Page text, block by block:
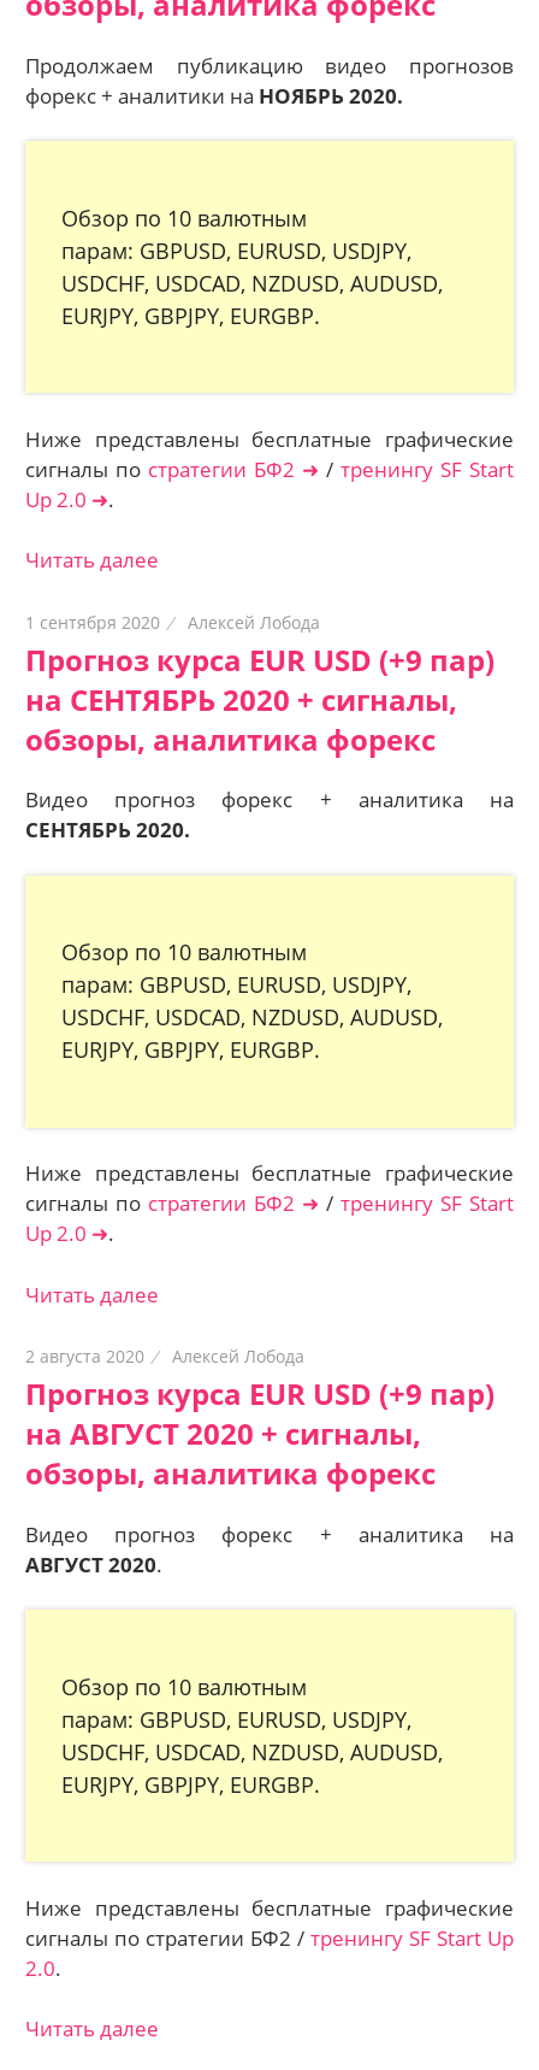
Продолжаем публикацию видео прогнозов
форекс + аналитики на НОЯБРЬ 2020.
Обзор по 10 валютным
парам: GBPUSD, EURUSD, USDJPY,
USDCHF, USDCAD, NZDUSD, AUDUSD,
EURJPY, GBPJPY, EURGBP.
Ниже представлены бесплатные графические
сигналы по стратегии БФ2 ➜ / тренингу SF Start
Up 2.0 ➜.
Читать далее
1 сентября 2020 Алексей Лобода
Прогноз курса EUR USD (+9 пар)
на СЕНТЯБРЬ 2020 + сигналы,
обзоры, аналитика форекс
Видео прогноз форекс + аналитика на
СЕНТЯБРЬ 2020.
Обзор по 10 валютным
парам: GBPUSD, EURUSD, USDJPY,
USDCHF, USDCAD, NZDUSD, AUDUSD,
EURJPY, GBPJPY, EURGBP.
Ниже представлены бесплатные графические
сигналы по стратегии БФ2 ➜ / тренингу SF Start
Up 2.0 ➜.
Читать далее
2 августа 2020 Алексей Лобода
Прогноз курса EUR USD (+9 пар)
на АВГУСТ 2020 + сигналы,
обзоры, аналитика форекс
Видео прогноз форекс + аналитика на
АВГУСТ 2020.
Обзор по 10 валютным
парам: GBPUSD, EURUSD, USDJPY,
USDCHF, USDCAD, NZDUSD, AUDUSD,
EURJPY, GBPJPY, EURGBP.
Ниже представлены бесплатные графические
сигналы по стратегии БФ2 / тренингу SF Start Up
2.0.
Читать далее